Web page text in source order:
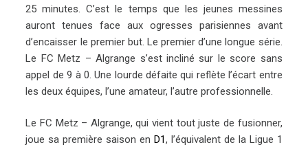
25 minutes. C’est le temps que les jeunes messines
auront tenues face aux ogresses parisiennes avant
d’encaisser le premier but. Le premier d’une longue série.
Le FC Metz – Algrange s’est incliné sur le score sans
appel de 9 à 0. Une lourde défaite qui reflète l’écart entre
les deux équipes, l’une amateur, l’autre professionnelle.
Le FC Metz – Algrange, qui vient tout juste de fusionner,
joue sa première saison en D1, l’équivalent de la Ligue 1